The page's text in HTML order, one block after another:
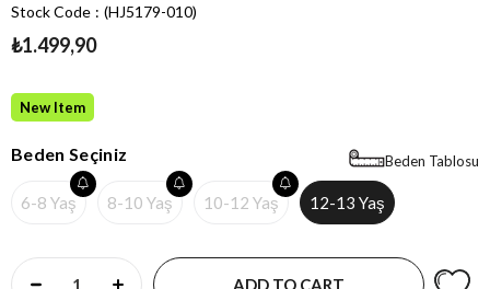
Stock Code (HJ5179-010)
₺1.499,90
New Item
Beden Tablosu
Beden Seçiniz
6-8 Yaş 8-10 Yaş 10-12 Yaş 12-13 Yaş